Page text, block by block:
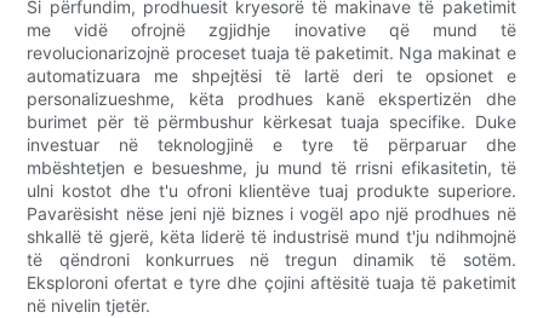
Si përfundim, prodhuesit kryesorë të makinave të paketimit
me vidë ofrojnë zgjidhje inovative që mund të
revolucionarizojnë proceset tuaja të paketimit. Nga makinat e
automatizuara me shpejtësi të lartë deri te opsionet e
personalizueshme, këta prodhues kanë ekspertizën dhe
burimet për të përmbushur kërkesat tuaja specifike. Duke
investuar në teknologjinë e tyre të përparuar dhe
mbështetjen e besueshme, ju mund të rrisni efikasitetin, të
ulni kostot dhe t'u ofroni klientëve tuaj produkte superiore.
Pavarësisht nëse jeni një biznes i vogël apo një prodhues në
shkallë të gjerë, këta liderë të industrisë mund t'ju ndihmojnë
të qëndroni konkurrues në tregun dinamik të sotëm.
Eksploroni ofertat e tyre dhe çojini aftësitë tuaja të paketimit
në nivelin tjetër.